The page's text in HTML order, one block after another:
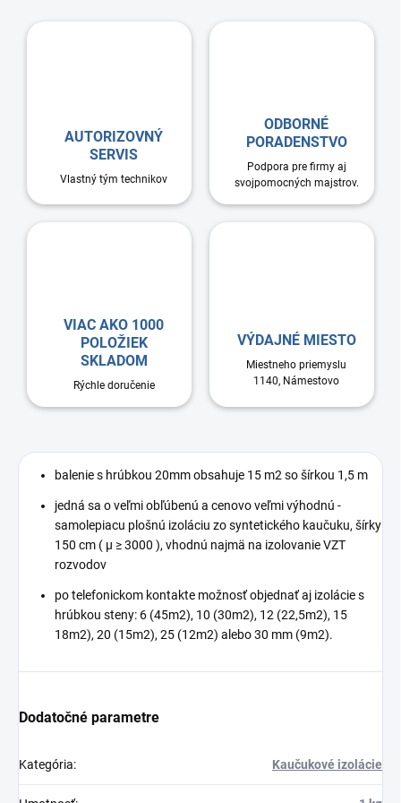
AUTORIZOVNÝ
SERVIS
Vlastný tým technikov
ODBORNÉ
PORADENSTVO
Podpora pre firmy aj
svojpomocných majstrov.
VIAC AKO 1000
POLOŽIEK
SKLADOM
Rýchle doručenie
VÝDAJNÉ MIESTO
Miestneho priemyslu
1140, Námestovo
balenie s hrúbkou 20mm obsahuje 15 m2 so šírkou 1,5 m
jedná sa o veľmi obľúbenú a cenovo veľmi výhodnú -
samolepiacu plošnú izoláciu zo syntetického kaučuku, šírky
150 cm ( μ ≥ 3000 ), vhodnú najmä na izolovanie VZT
rozvodov
po telefonickom kontakte možnosť objednať aj izolácie s
hrúbkou steny: 6 (45m2), 10 (30m2), 12 (22,5m2), 15
18m2), 20 (15m2), 25 (12m2) alebo 30 mm (9m2).
Dodatočné parametre
Kategória: Kaučukové izolácie